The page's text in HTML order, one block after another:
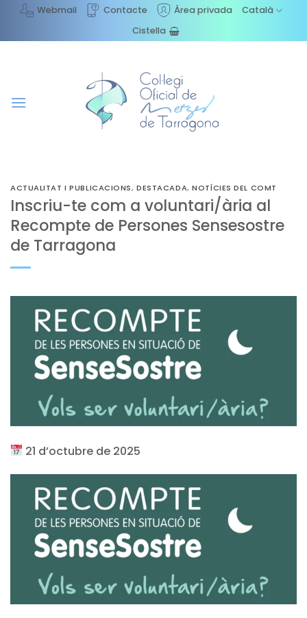
content
Webmail Contacte Àrea privada
Català
Cistella
ACTUALITAT I PUBLICACIONS,DESTACADA,NOTÍCIES DEL COMT
Inscriu-te com a voluntari/ària al
Recompte de Persones Sensesostre
de Tarragona
21 d’octubre de 2025